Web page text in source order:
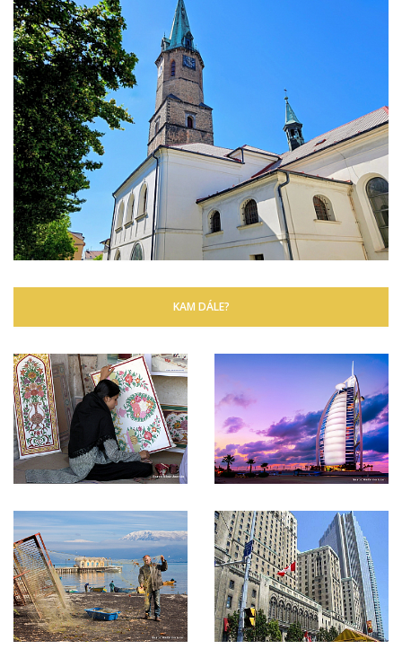
KAM DÁLE?